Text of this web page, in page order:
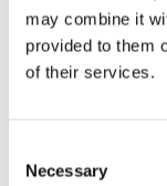
may combine it
provided to them
of their services.
Selection
Necessary
Interviste
Interventi
News
Enews